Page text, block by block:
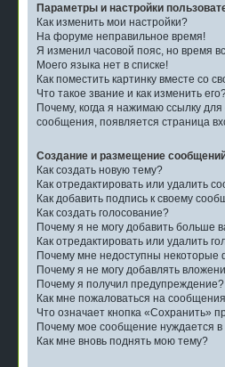
Параметры и настройки
Как изменить мои настройки?
На форуме неправильное время!
Я изменил часовой пояс, но время
Моего языка нет в списке!
Как поместить картинку вместе со
Что такое звание и как изменить
Почему, когда я нажимаю ссылку
сообщения, появляется страница
Создание и размещение
Как создать новую тему?
Как отредактировать или удалить
Как добавить подпись к своему
Как создать голосование?
Почему я не могу добавить больше
Как отредактировать или удалить
Почему мне недоступны
Почему я не могу добавлять
Почему я получил предупреждение?
Как мне пожаловаться на
Что означает кнопка «Сохранить»
Почему мое сообщение нуждается
Как мне вновь поднять мою тему?